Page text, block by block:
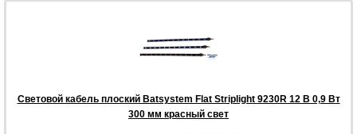
Световой кабель плоский Batsystem Flat Striplight 9230R 12 В 0,9 Вт
300 мм красный свет